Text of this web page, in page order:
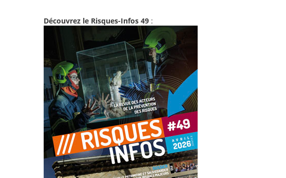
Découvrez le Risques-Infos 49 :